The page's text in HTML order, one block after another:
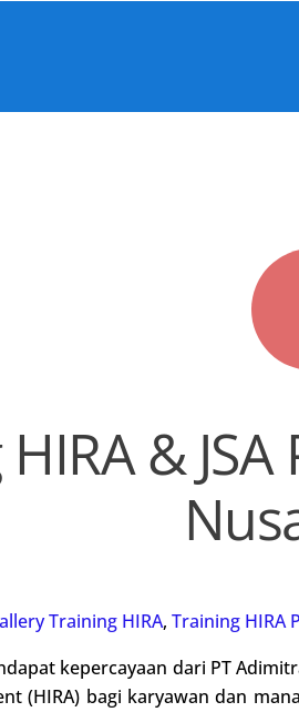
&
Training HIRA, Training HIRA
kepercayaan dari PT
(HIRA) bagi karyawan dan